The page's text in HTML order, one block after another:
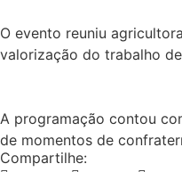
O evento reuniu
valorização do trabalho
A programação contou
de momentos de
Compartilhe: